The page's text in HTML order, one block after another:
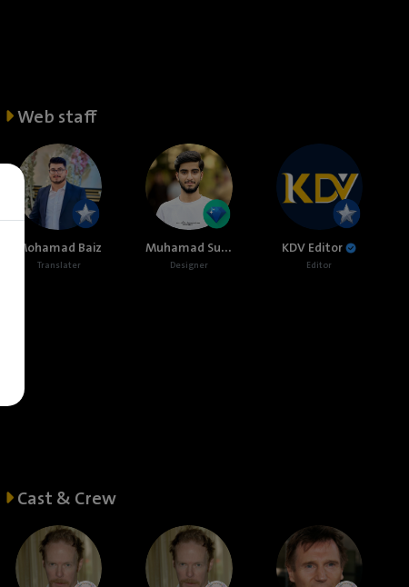
Web staff
Mohamad Baiz
Translater
Muhamad Sulaiman
Designer
KDV Editor
Editor
Cast & Crew